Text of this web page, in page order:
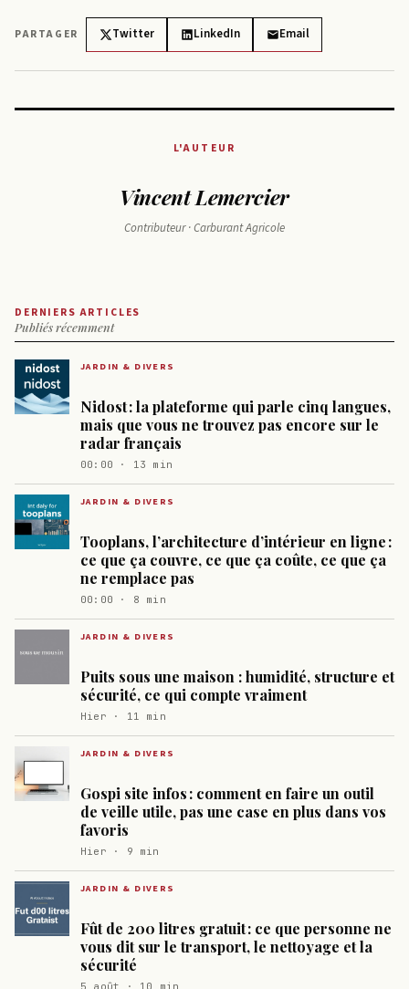
PARTAGER Twitter LinkedIn Email
L'AUTEUR
Vincent Lemercier
Contributeur · Carburant Agricole
DERNIERS ARTICLES
Publiés récemment
JARDIN & DIVERS
Nidost : la plateforme qui parle cinq langues,
mais que vous ne trouvez pas encore sur le
radar français
00:00 · 13 min
JARDIN & DIVERS
Tooplans, l’architecture d’intérieur en ligne :
ce que ça couvre, ce que ça coûte, ce que ça
ne remplace pas
00:00 · 8 min
JARDIN & DIVERS
Puits sous une maison : humidité, structure et
sécurité, ce qui compte vraiment
Hier · 11 min
JARDIN & DIVERS
Gospi site infos : comment en faire un outil
de veille utile, pas une case en plus dans vos
favoris
Hier · 9 min
JARDIN & DIVERS
Fût de 200 litres gratuit : ce que personne ne
vous dit sur le transport, le nettoyage et la
sécurité
5 août · 10 min